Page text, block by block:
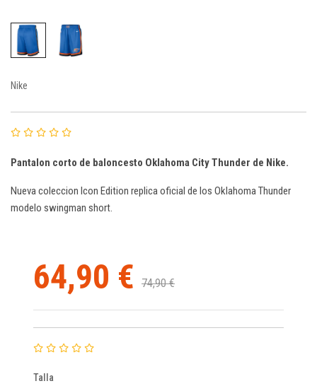
Nike
Pantalon corto de baloncesto Oklahoma City Thunder de Nike.
Nueva coleccion Icon Edition replica oficial de los Oklahoma Thunder
modelo swingman short.
64,90 € 74,90 €
Talla